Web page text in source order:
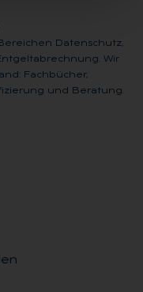
Datenschutz,
Wir
Fachbücher,
und Beratung.